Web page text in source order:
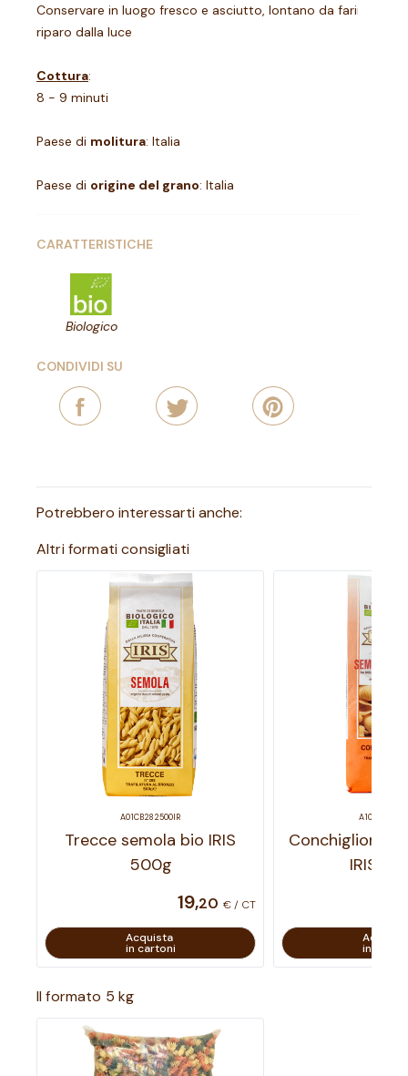
Conservare in luogo fresco e asciutto, lontano da farine, riso
riparo dalla luce
Cottura:
8 - 9 minuti
Paese di molitura: Italia
Paese di origine del grano: Italia
CARATTERISTICHE
Biologico
CONDIVIDI SU
Potrebbero interessarti anche:
Altri formati consigliati
A01CB282500IR
Trecce semola bio IRIS
500g
19,20 € / CT
Acquista
in cartoni
Conchiglioni
IRIS
in
Il formato 5 kg